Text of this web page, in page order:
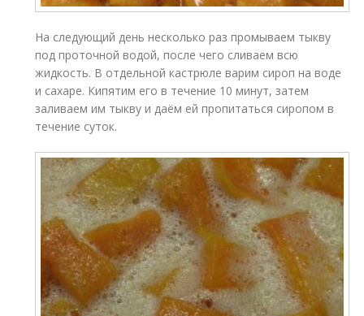
На следующий день несколько раз промываем тыкву
под проточной водой, после чего сливаем всю
жидкость. В отдельной кастрюле варим сироп на воде
и сахаре. Кипятим его в течение 10 минут, затем
заливаем им тыкву и даём ей пропитаться сиропом в
течение суток.